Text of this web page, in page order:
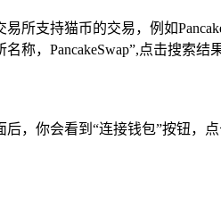
所支持猫币的交易，例如
称，PancakeSwap”,点击搜索结
后，你会看到“连接钱包”按钮，